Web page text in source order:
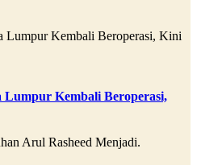
Kembali Beroperasi,